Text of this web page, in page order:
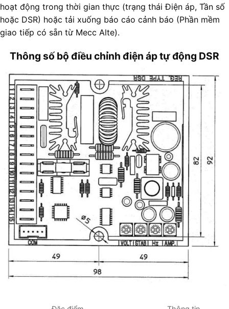
hoạt động trong thời gian thực (trạng thái Điện áp, Tần số
hoặc DSR) hoặc tải xuống báo cáo cảnh báo (Phần mềm
giao tiếp có sẵn từ Mecc Alte).
Thông số bộ điều chỉnh điện áp tự động DSR